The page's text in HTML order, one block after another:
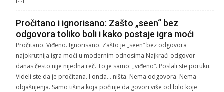
Pročitano i ignorisano: Zašto „seen“ bez
odgovora toliko boli i kako postaje igra moći
Pročitano. Viđeno. Ignorisano. Zašto je „seen“ bez odgovora
najokrutnija igra moći u modernim odnosima Najkraći odgovor
danas često nije nijedna reč. To je samo: „viđeno“. Poslali ste poruku.
Videli ste da je pročitana. I onda… ništa. Nema odgovora. Nema
objašnjenja. Samo tišina koja počinje da govori više od bilo koje